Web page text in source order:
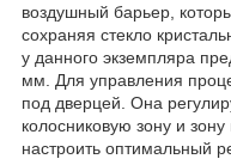
воздушный барьер,
сохраняя стекло
у данного экземпляра
мм. Для управления
под дверцей. Она
колосниковую зону и
настроить оптимальный